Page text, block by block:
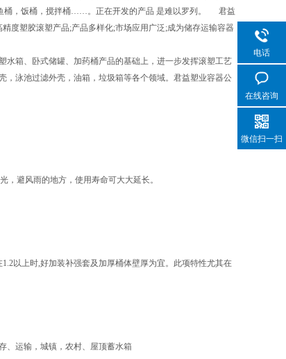
桶，饭桶，搅拌桶……。正在开发的产品 是难以罗列。 君益
度塑胶滚塑产品;产品多样化;市场应用广泛;成为储存运输容器
箱、卧式储罐、加药桶产品的基础上，进一步发挥滚塑工艺
，泳池过滤外壳，油箱，垃圾箱等各个领域。君益塑业容器公
，避风雨的地方，使用寿命可大大延长。
以上时,好加装补强套及加厚桶体壁厚为宜。此项特性尤其在
、运输，城镇，农村、屋顶蓄水箱
电话
在线咨询
微信扫一扫